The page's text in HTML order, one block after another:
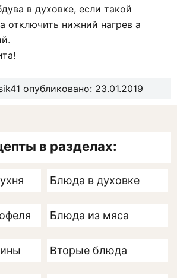
в духовке, если такой
отключить нижний нагрев а
опубликовано: 23.01.2019
в разделах:
Блюда в духовке
Блюда из мяса
Вторые блюда